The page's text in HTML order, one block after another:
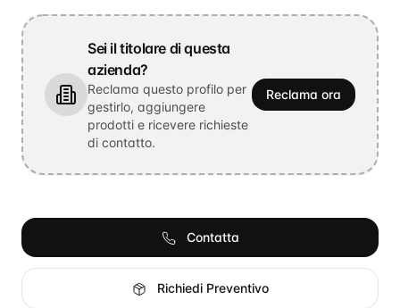
Sei il titolare di questa
azienda?
Reclama questo profilo per
gestirlo, aggiungere
prodotti e ricevere richieste
di contatto.
Reclama ora
Contatta
Richiedi Preventivo